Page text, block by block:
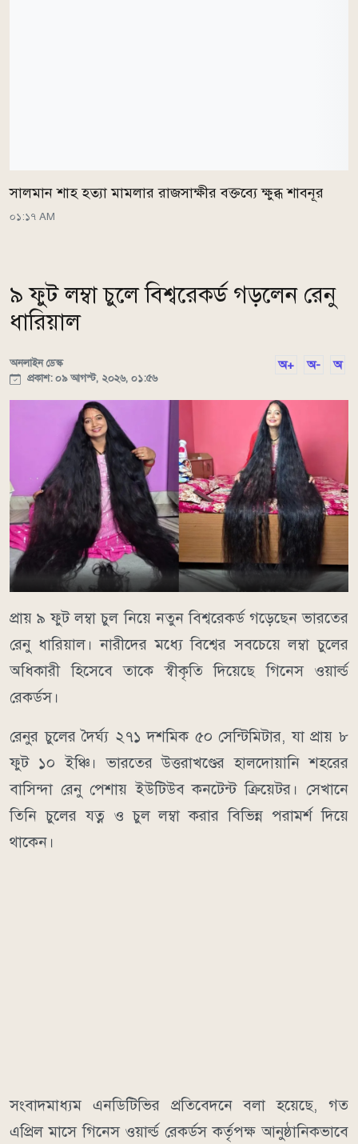
সালমান শাহ হত্যা মামলার রাজসাক্ষীর বক্তব্যে ক্ষুব্ধ শাবনূর
০১:১৭ AM
৯ ফুট লম্বা চুলে বিশ্বরেকর্ড গড়লেন রেনু
ধারিয়াল
অনলাইন ডেস্ক
প্রকাশ: ০৯ আগস্ট, ২০২৬, ০১:৫৬
অ+ অ- অ
প্রায় ৯ ফুট লম্বা চুল নিয়ে নতুন বিশ্বরেকর্ড গড়েছেন ভারতের
রেনু ধারিয়াল। নারীদের মধ্যে বিশ্বের সবচেয়ে লম্বা চুলের
অধিকারী হিসেবে তাকে স্বীকৃতি দিয়েছে গিনেস ওয়ার্ল্ড
রেকর্ডস।
রেনুর চুলের দৈর্ঘ্য ২৭১ দশমিক ৫০ সেন্টিমিটার, যা প্রায় ৮
ফুট ১০ ইঞ্চি। ভারতের উত্তরাখণ্ডের হালদোয়ানি শহরের
বাসিন্দা রেনু পেশায় ইউটিউব কনটেন্ট ক্রিয়েটর। সেখানে
তিনি চুলের যত্ন ও চুল লম্বা করার বিভিন্ন পরামর্শ দিয়ে
থাকেন।
সংবাদমাধ্যম এনডিটিভির প্রতিবেদনে বলা হয়েছে, গত
এপ্রিল মাসে গিনেস ওয়ার্ল্ড রেকর্ডস কর্তৃপক্ষ আনুষ্ঠানিকভাবে